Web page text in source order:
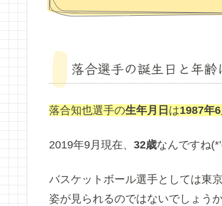
落合選手の誕生日と年齢
落合知也選手の生年月日 は1987年
2019年9月現在、 32歳なんですね
バスケットボール選手としては東
姿が見られるのではないでしょう